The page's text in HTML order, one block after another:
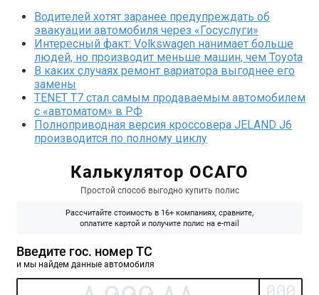
Водителей хотят заранее предупреждать об
эвакуации автомобиля через «Госуслуги»
Интересный факт: Volkswagen нанимает больше
людей, но производит меньше машин, чем Toyota
В каких случаях ремонт вариатора выгоднее его
замены
TENET T7 стал самым продаваемым автомобилем
с «автоматом» в РФ
Полноприводная версия кроссовера JELAND J6
производится по полному циклу